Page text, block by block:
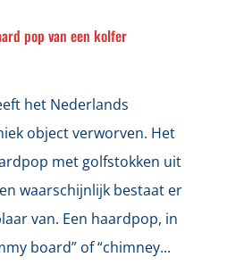
pop van een kolfer
het Nederlands
object verworven. Het
met golfstokken uit
waarschijnlijk bestaat er
van. Een haardpop, in
board” of “chimney...